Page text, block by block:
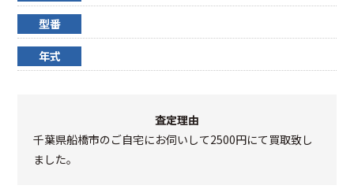
型番
年式
査定理由
千葉県船橋市のご自宅にお伺いして2500円にて買取致し
ました。